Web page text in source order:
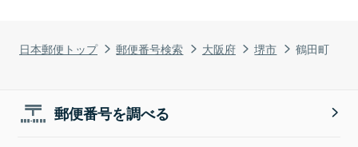
日本郵便トップ 郵便番号検索 大阪府 堺市 鶴田町
郵便番号を調べる